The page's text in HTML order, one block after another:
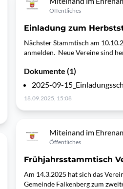
Öffentliches
Einladung zum
Nächster Stammtisch am
anmelden. Neue Vereine sind
Dokumente (1)
2025-09-
18.09.2025, 15:08
Miteinand im
Öffentliches
Frühjahrsstammtisch
Am 14.3.2025 hat sich das
Gemeinde Falkenberg zum